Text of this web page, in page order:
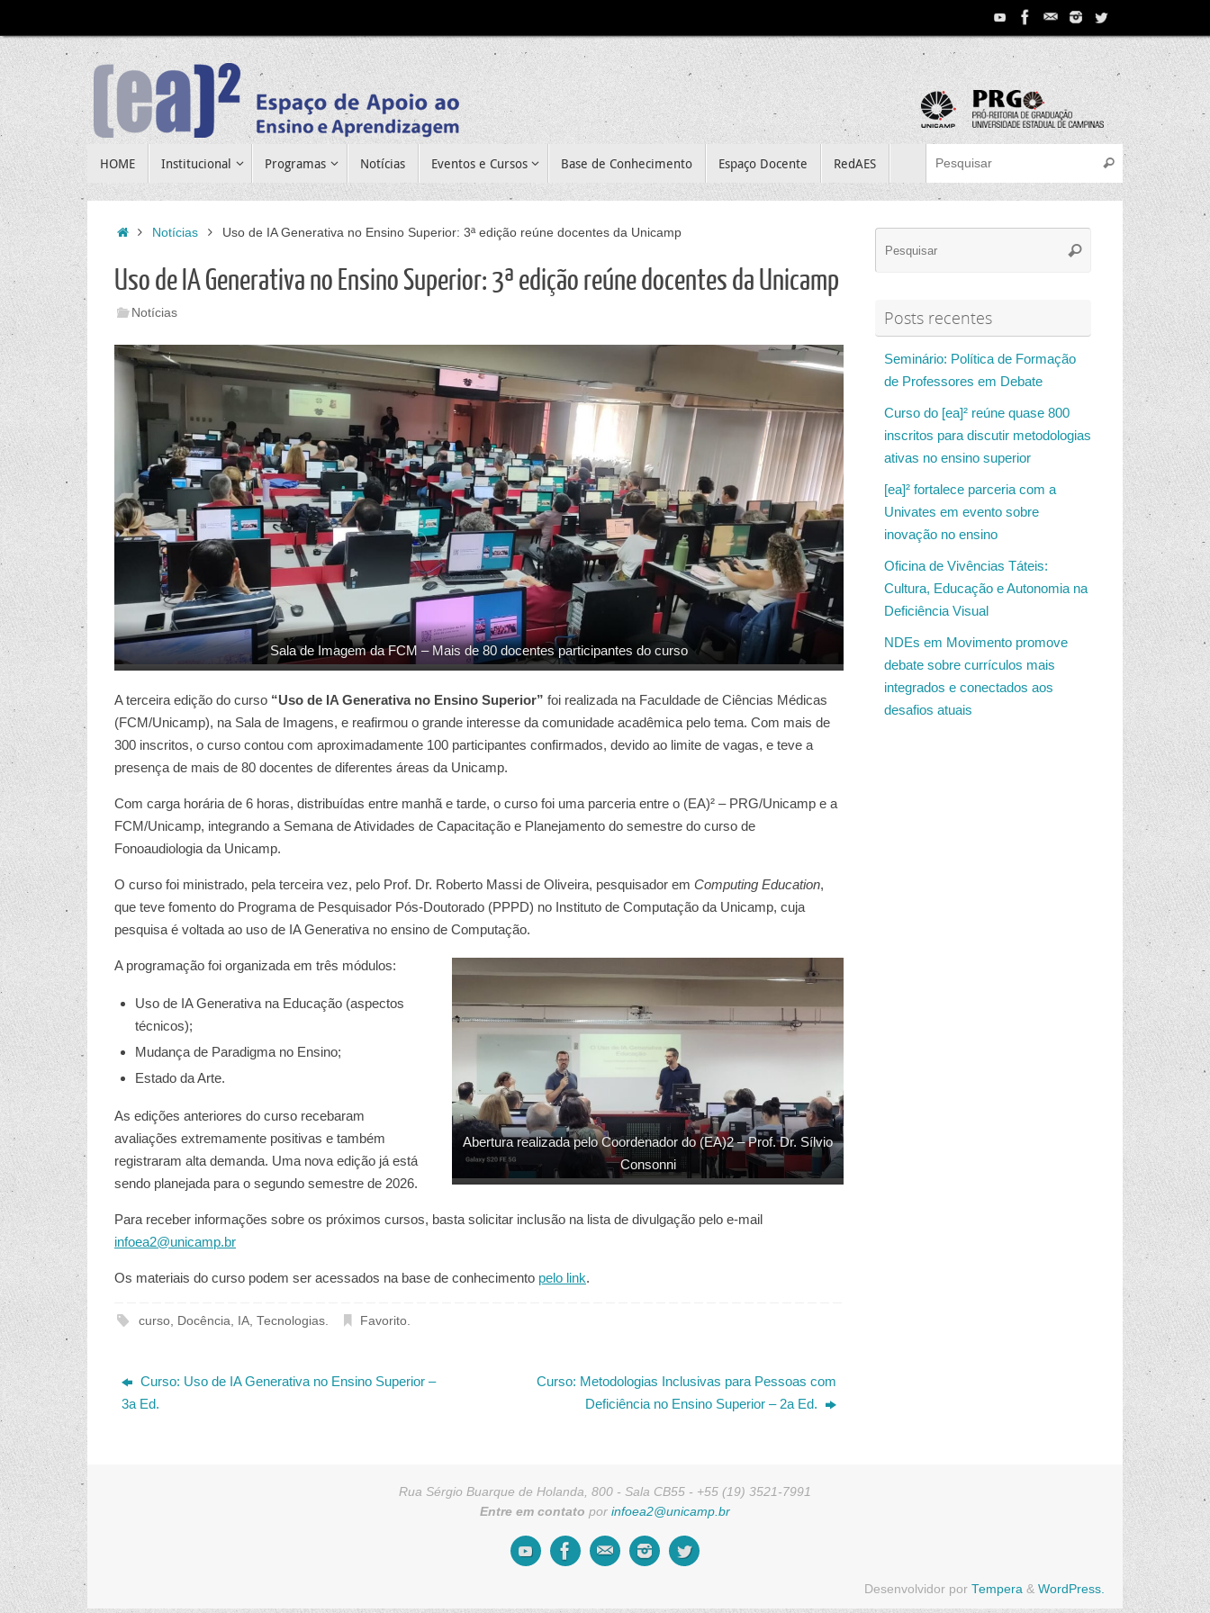
para
conteúdo
para
conteúdo
HOME Institucional Programas Notícias Eventos e Cursos Base de Conhecimento Espaço Docente RedAES
Search for:
Pesquisar
HomeNotícias Uso de IA Generativa no Ensino Superior: 3ª edição reúne docentes da Unicamp
Uso de IA Generativa no Ensino Superior: 3ª edição reúne docentes da Unicamp
Notícias
Sala de Imagem da FCM – Mais de 80 docentes participantes do curso
A terceira edição do curso “Uso de IA Generativa no Ensino Superior” foi realizada na Faculdade de Ciências Médicas
(FCM/Unicamp), na Sala de Imagens, e reafirmou o grande interesse da comunidade acadêmica pelo tema. Com mais de
300 inscritos, o curso contou com aproximadamente 100 participantes confirmados, devido ao limite de vagas, e teve a
presença de mais de 80 docentes de diferentes áreas da Unicamp.
Com carga horária de 6 horas, distribuídas entre manhã e tarde, o curso foi uma parceria entre o (EA)² – PRG/Unicamp e a
FCM/Unicamp, integrando a Semana de Atividades de Capacitação e Planejamento do semestre do curso de
Fonoaudiologia da Unicamp.
O curso foi ministrado, pela terceira vez, pelo Prof. Dr. Roberto Massi de Oliveira, pesquisador em Computing Education,
que teve fomento do Programa de Pesquisador Pós-Doutorado (PPPD) no Instituto de Computação da Unicamp, cuja
pesquisa é voltada ao uso de IA Generativa no ensino de Computação.
Abertura realizada pelo Coordenador do (EA)2 – Prof. Dr. Sílvio
Consonni
A programação foi organizada em três módulos:
Uso de IA Generativa na Educação (aspectos
técnicos);
Mudança de Paradigma no Ensino;
Estado da Arte.
As edições anteriores do curso recebaram
avaliações extremamente positivas e também
registraram alta demanda. Uma nova edição já está
sendo planejada para o segundo semestre de 2026.
Para receber informações sobre os próximos cursos, basta solicitar inclusão na lista de divulgação pelo e-mail
infoea2@unicamp.br
Os materiais do curso podem ser acessados na base de conhecimento pelo link.
curso, Docência, IA,Tecnologias. Favorito.
Curso: Uso de IA Generativa no Ensino Superior –
3a Ed.
Curso: Metodologias Inclusivas para Pessoas com
Deficiência no Ensino Superior – 2a Ed.
Pesquisar
Posts recentes
Seminário: Política de Formação
de Professores em Debate
Curso do [ea]² reúne quase 800
inscritos para discutir metodologias
ativas no ensino superior
[ea]² fortalece parceria com a
Univates em evento sobre
inovação no ensino
Oficina de Vivências Táteis:
Cultura, Educação e Autonomia na
Deficiência Visual
NDEs em Movimento promove
debate sobre currículos mais
integrados e conectados aos
desafios atuais
Rua Sérgio Buarque de Holanda, 800 - Sala CB55 - +55 (19) 3521-7991
Entre em contato por infoea2@unicamp.br
Desenvolvidor por Tempera & WordPress.